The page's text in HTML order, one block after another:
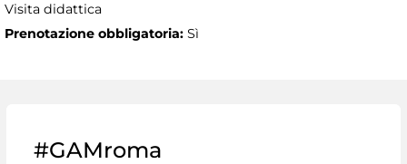
Visita didattica
Prenotazione obbligatoria: Sì
#GAMroma